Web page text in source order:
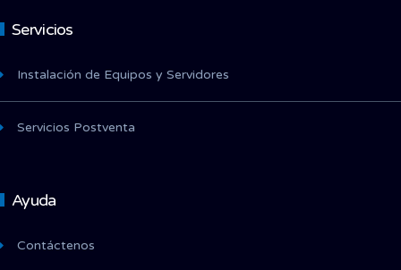
Servicios
Instalación de Equipos y Servidores
Servicios Postventa
Ayuda
Contáctenos